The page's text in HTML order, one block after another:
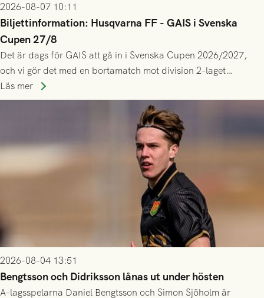
2026-08-07 10:11
Biljettinformation: Husqvarna FF - GAIS i Svenska
Cupen 27/8
Det är dags för GAIS att gå in i Svenska Cupen 2026/2027,
och vi gör det med en bortamatch mot division 2-laget
Husqvarna FF. Häng med och stötta grönsvart på plats!
Läs mer
2026-08-04 13:51
Bengtsson och Didriksson lånas ut under hösten
A-lagsspelarna Daniel Bengtsson och Simon Sjöholm är